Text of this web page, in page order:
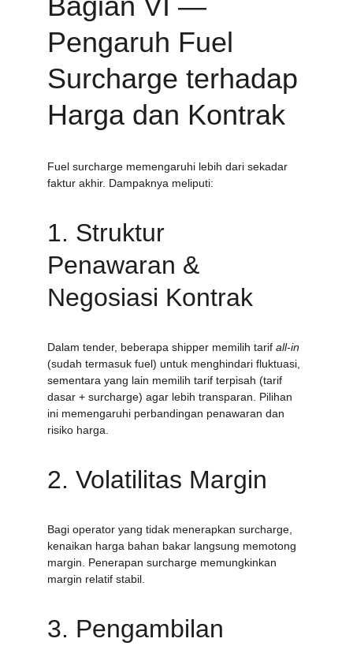
Pengaruh Fuel
Surcharge terhadap
Harga dan Kontrak
Fuel surcharge memengaruhi lebih dari sekadar
faktur akhir. Dampaknya meliputi:
1. Struktur
Penawaran &
Negosiasi Kontrak
Dalam tender, beberapa shipper memilih tarif all-in
(sudah termasuk fuel) untuk menghindari fluktuasi,
sementara yang lain memilih tarif terpisah (tarif
dasar + surcharge) agar lebih transparan. Pilihan
ini memengaruhi perbandingan penawaran dan
risiko harga.
2. Volatilitas Margin
Bagi operator yang tidak menerapkan surcharge,
kenaikan harga bahan bakar langsung memotong
margin. Penerapan surcharge memungkinkan
margin relatif stabil.
3. Pengambilan